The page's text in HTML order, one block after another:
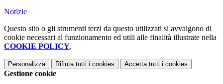
Notizie
Questo sito o gli strumenti terzi da questo utilizzati si avvalgono di
cookie necessari al funzionamento ed utili alle finalità illustrate nella
COOKIE POLICY.
Personalizza Rifiuta tutti i cookies Accetta tutti i cookies
Gestione cookie